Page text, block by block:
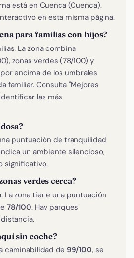
está en Cuenca (Cuenca).
en esta misma página.
para familias con hijos?
La zona combina
zonas verdes (78/100) y
encima de los umbrales
familiar. Consulta "Mejores
las más
puntuación de tranquilidad
un ambiente silencioso,
significativo.
verdes cerca?
La zona tiene una puntuación
78/100. Hay parques
sin coche?
caminabilidad de 99/100, se